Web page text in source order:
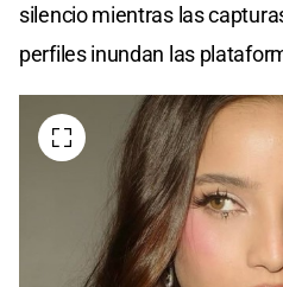
silencio mientras las
perfiles inundan las